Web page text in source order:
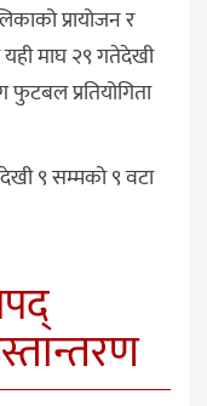
प्रायोजन र
माघ २९ गतेदेखी
फुटबल प्रतियोगिता
देखी ९ सम्मको ९ वटा